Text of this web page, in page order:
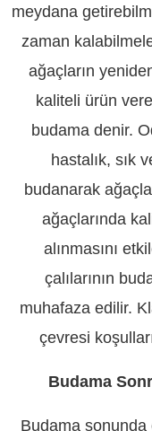
meydana
zaman
ağaçların
kaliteli ürün
budama denir.
hastalık, sık
budanarak
ağaçlarında
alınmasını
çalılarının
muhafaza edilir.
çevresi
Budama
Budama sonunda